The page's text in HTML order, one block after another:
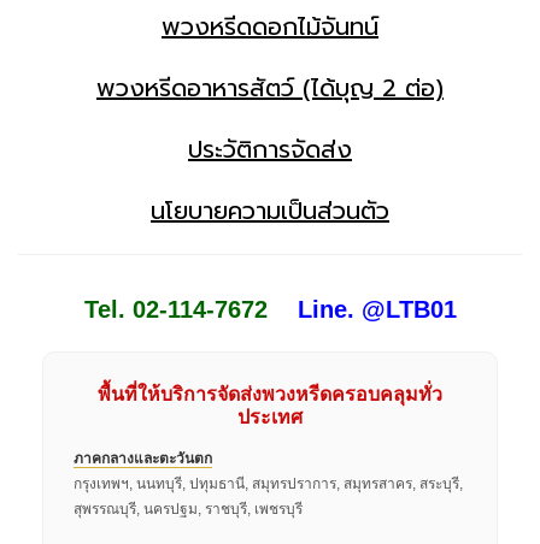
พวงหรีดดอกไม้จันทน์
พวงหรีดอาหารสัตว์ (ได้บุญ 2 ต่อ)
ประวัติการจัดส่ง
นโยบายความเป็นส่วนตัว
Tel. 02-114-7672 Line. @LTB01
พื้นที่ให้บริการจัดส่งพวงหรีดครอบคลุมทั่ว
ประเทศ
ภาคกลางและตะวันตก
กรุงเทพฯ, นนทบุรี, ปทุมธานี, สมุทรปราการ, สมุทรสาคร, สระบุรี,
สุพรรณบุรี, นครปฐม, ราชบุรี, เพชรบุรี